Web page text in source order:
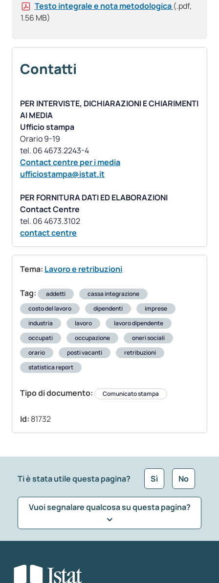
Testo integrale e nota metodologica (.pdf,
1.56 MB)
Contatti
PER INTERVISTE, DICHIARAZIONI E CHIARIMENTI
AI MEDIA
Ufficio stampa
Orario 9-19
Contact centre per i media
ufficiostampa@istat.it
PER FORNITURA DATI ED ELABORAZIONI
Contact Centre
contact centre
Tema: Lavoro e retribuzioni
Tag: addetti
cassa integrazione
costo del lavoro
dipendenti
imprese
industria
lavoro
lavoro dipendente
occupati
occupazione
oneri sociali
orario
posti vacanti
retribuzioni
statistica report
Tipo di documento: Comunicato stampa
Id: 81732
Ti è stata utile questa pagina? Sì No
Vuoi segnalare qualcosa su questa pagina?
Seleziona la tipologia della segnalazione